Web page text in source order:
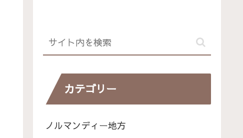
カテゴリー
ノルマンディー地方